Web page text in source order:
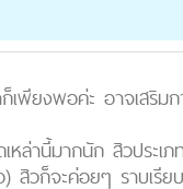
พียงพอค่ะ อาจเสริม
ล่านี้มากนัก สิวประเ
สิวก็จะค่อยๆ ราบเรี